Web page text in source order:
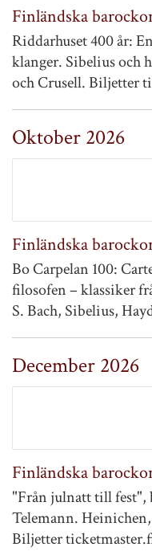
Finländska
Riddarhuset 400 år:
klanger. Sibelius och
och Crusell. Biljetter
Oktober 2026
Finländska
Bo Carpelan 100:
filosofen – klassiker
S. Bach, Sibelius,
December 2026
Finländska
"Från julnatt till fest",
Telemann.
Biljetter